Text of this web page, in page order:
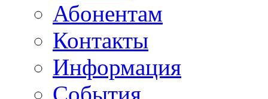
Абонентам
Контакты
Информация